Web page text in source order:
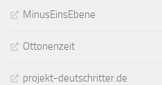
MinusEinsEbene
Ottonenzeit
projekt-deutschritter.de